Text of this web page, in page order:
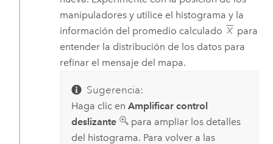
manipuladores y utilice el histograma y la
información del promedio calculado
para
entender la distribución de los datos para
refinar el mensaje del mapa.
Sugerencia:
Haga clic en Amplificar control
deslizante
para ampliar los detalles
del histograma. Para volver a las